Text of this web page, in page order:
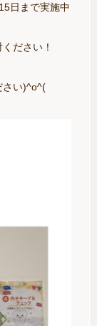
日まで実施中
ださい！
さい)^o^(